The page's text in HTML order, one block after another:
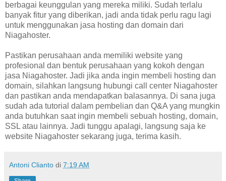
berbagai keunggulan yang mereka miliki. Sudah terlalu
banyak fitur yang diberikan, jadi anda tidak perlu ragu lagi
untuk menggunakan jasa hosting dan domain dari
Niagahoster.
Pastikan perusahaan anda memiliki website yang
profesional dan bentuk perusahaan yang kokoh dengan
jasa Niagahoster. Jadi jika anda ingin membeli hosting dan
domain, silahkan langsung hubungi call center Niagahoster
dan pastikan anda mendapatkan balasannya. Di sana juga
sudah ada tutorial dalam pembelian dan Q&A yang mungkin
anda butuhkan saat ingin membeli sebuah hosting, domain,
SSL atau lainnya. Jadi tunggu apalagi, langsung saja ke
website Niagahoster sekarang juga, terima kasih.
Antoni Clianto di 7:19 AM